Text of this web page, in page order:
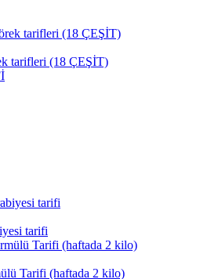
tarifleri (18 ÇEŞİT)
tarifi
Tarifi (haftada 2 kilo)